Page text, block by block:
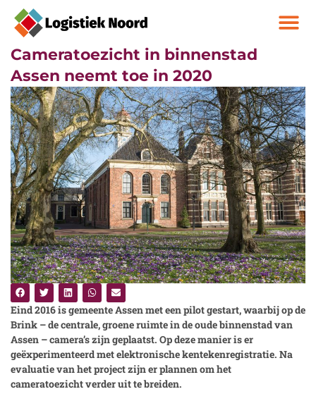
Cameratoezicht in binnenstad
Assen neemt toe in 2020
Eind 2016 is gemeente Assen met een pilot gestart, waarbij op de
Brink – de centrale, groene ruimte in de oude binnenstad van
Assen – camera’s zijn geplaatst. Op deze manier is er
geëxperimenteerd met elektronische kentekenregistratie. Na
evaluatie van het project zijn er plannen om het
cameratoezicht verder uit te breiden.